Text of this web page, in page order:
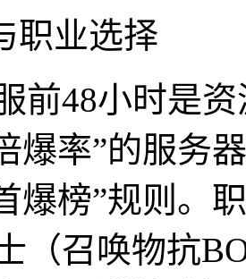
职业选择
前48小时是
爆率”的服务
爆榜”规则。
（召唤物抗